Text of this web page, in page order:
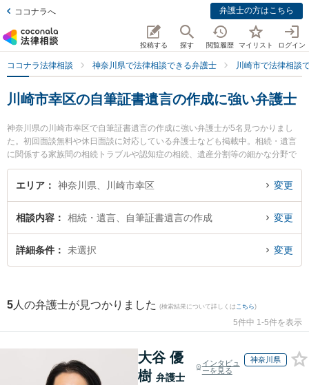
ココナラへ 弁護士の方はこちら
投稿する 探す 閲覧履歴 マイリスト ログイン
ココナラ法律相談 神奈川県で法律相談できる弁護士 川崎市で法律相談
川崎市幸区の自筆証書遺言の作成に強い弁護士
神奈川県の川崎市幸区で自筆証書遺言の作成に強い弁護士が5名見つかりまし
た。初回面談無料や休日面談に対応している弁護士なども掲載中。相続・遺言
に関係する家族間の相続トラブルや認知症の相続、遺産分割等の細かな分野で
の絞り込み検索もでき便利です。特に東京スタートアップ法律事務所 川崎支店
の小林 望海弁護士や恵富総合法律事務所の小川 文子弁護士、佐藤恵太法律事務
を今すぐに弁護士に相談したい』『自筆証書遺言の作成のトラブル解決の実績
豊富な近くの弁護士を検索したい』『初回相談無料で自筆証書遺言の作成を法
律相談できる川崎市幸区内の弁護士に相談予約したい』などでお困りの相談者
エリア 神奈川県、川崎市幸区 変更
相談内容 相続・遺言、自筆証書遺言の作成 変更
詳細条件 未選択 変更
5 人の弁護士が見つかりました (検索結果について詳しくは こちら)
5件中 1-5件を表示
大谷 優
樹 弁護士
インタビュ
ーを見る
神奈川県